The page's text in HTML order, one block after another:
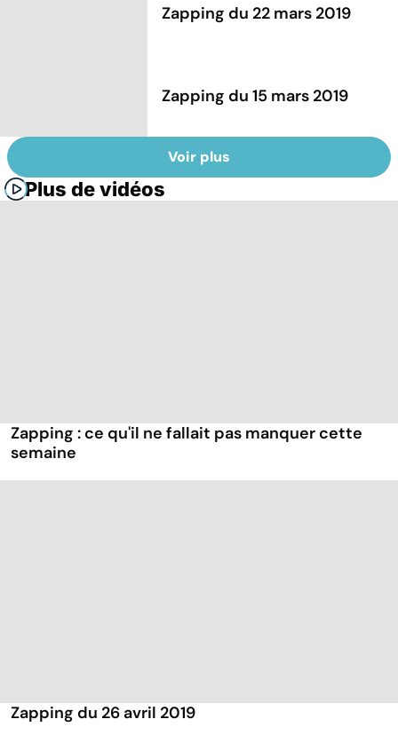
Zapping du 22 mars 2019
Zapping du 15 mars 2019
Voir plus
Plus de vidéos
Zapping : ce qu'il ne fallait pas manquer cette
semaine
Zapping du 26 avril 2019